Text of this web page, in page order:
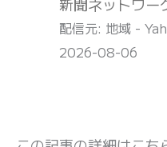
新聞ネットワー
配信元: 地域 -
2026-08-06